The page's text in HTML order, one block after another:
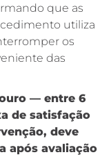
que as
utiliza
os
das
— entre 6
de satisfação
deve
após avaliação